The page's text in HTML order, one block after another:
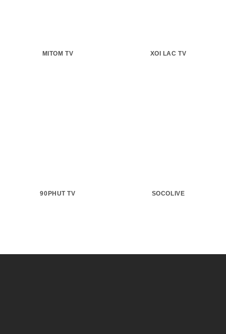
MITOM TV XOI LAC TV
90PHUT TV SOCOLIVE